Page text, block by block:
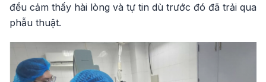
đều cảm thấy hài lòng và tự tin dù trước đó đã trải qua
phẫu thuật.